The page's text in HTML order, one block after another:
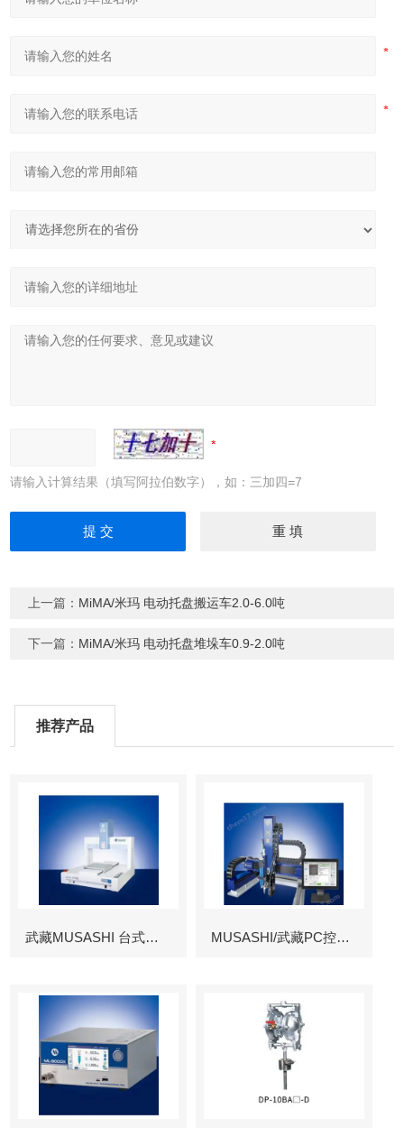
请输入计算结果（填写阿拉伯数字），如：三加四=7
上一篇： MiMA/米玛 电动托盘搬运车2.0-6.0吨
下一篇： MiMA/米玛 电动托盘堆垛车0.9-2.0吨
推荐产品
武藏MUSASHI 台式涂布机械臂 MUSASHI/武藏PC控制图像识别机械臂